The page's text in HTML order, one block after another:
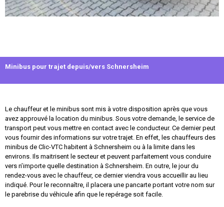
Minibus pour trajet depuis/vers Schnersheim
Le chauffeur et le minibus sont mis à votre disposition après que vous
avez approuvé la location du minibus. Sous votre demande, le service de
transport peut vous mettre en contact avec le conducteur. Ce dernier peut
vous fournir des informations sur votre trajet. En effet, les chauffeurs des
minibus de Clic-VTC habitent à Schnersheim ou à la limite dans les
environs. Ils maitrisent le secteur et peuvent parfaitement vous conduire
vers n’importe quelle destination à Schnersheim. En outre, le jour du
rendez-vous avec le chauffeur, ce dernier viendra vous accueillir au lieu
indiqué. Pour le reconnaître, il placera une pancarte portant votre nom sur
le parebrise du véhicule afin que le repérage soit facile.